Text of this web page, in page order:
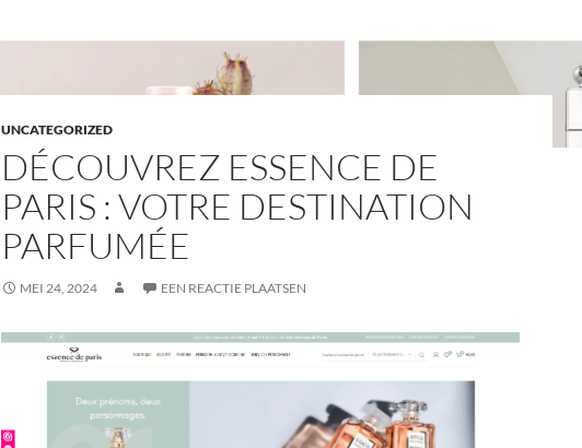
UNCATEGORIZED
DÉCOUVREZ ESSENCE DE
PARIS : VOTRE DESTINATION
PARFUMÉE
MEI 24, 2024 EEN REACTIE PLAATSEN